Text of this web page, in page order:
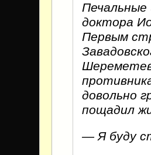
Печальные
доктора
Первым
довольно
пощадил
— Я буду